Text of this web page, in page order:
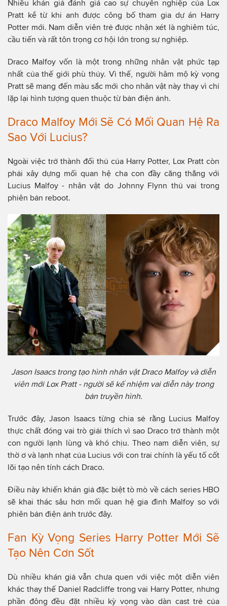
Nhiều khán giả đánh giá cao sự chuyên nghiệp của Lox
Pratt kể từ khi anh được công bố tham gia dự án Harry
Potter mới. Nam diễn viên trẻ được nhận xét là nghiêm túc,
cầu tiến và rất tôn trọng cơ hội lớn trong sự nghiệp.
Draco Malfoy vốn là một trong những nhân vật phức tạp
nhất của thế giới phù thủy. Vì thế, người hâm mộ kỳ vọng
Pratt sẽ mang đến màu sắc mới cho nhân vật này thay vì chỉ
lặp lại hình tượng quen thuộc từ bản điện ảnh.
Draco Malfoy Mới Sẽ Có Mối Quan Hệ Ra
Sao Với Lucius?
Ngoài việc trở thành đối thủ của Harry Potter, Lox Pratt còn
phải xây dựng mối quan hệ cha con đầy căng thẳng với
Lucius Malfoy - nhân vật do Johnny Flynn thủ vai trong
phiên bản reboot.
Jason Isaacs trong tạo hình nhân vật Draco Malfoy và diễn
viên mới Lox Pratt - người sẽ kế nhiệm vai diễn này trong
bản truyền hình.
Trước đây, Jason Isaacs từng chia sẻ rằng Lucius Malfoy
thực chất đóng vai trò giải thích vì sao Draco trở thành một
con người lạnh lùng và khó chịu. Theo nam diễn viên, sự
thờ ơ và lạnh nhạt của Lucius với con trai chính là yếu tố cốt
lõi tạo nên tính cách Draco.
Điều này khiến khán giả đặc biệt tò mò về cách series HBO
sẽ khai thác sâu hơn mối quan hệ gia đình Malfoy so với
phiên bản điện ảnh trước đây.
Fan Kỳ Vọng Series Harry Potter Mới Sẽ
Tạo Nên Cơn Sốt
Dù nhiều khán giả vẫn chưa quen với việc một diễn viên
khác thay thế Daniel Radcliffe trong vai Harry Potter, nhưng
phần đông đều đặt nhiều kỳ vọng vào dàn cast trẻ của